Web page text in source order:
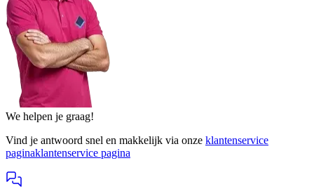
We helpen je graag!
Vind je antwoord snel en makkelijk via onze klantenservice
paginaklantenservice pagina